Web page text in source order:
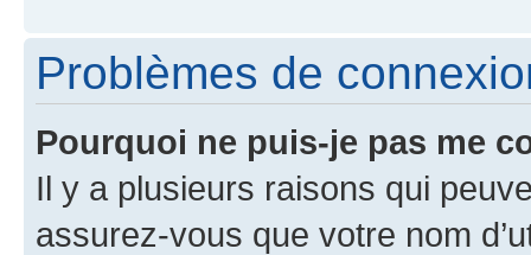
Problèmes de
Pourquoi ne puis-je pas me
Il y a plusieurs raisons qui
assurez-vous que votre nom